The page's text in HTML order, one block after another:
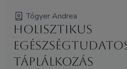
Tógyer Andrea
Holisztikus
táplálkozás